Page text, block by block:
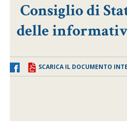
Consiglio di
delle
SCARICA IL DOCUMENTO